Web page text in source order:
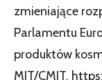
zmieniające
Parlamentu
produktów
MIT/CMIT.